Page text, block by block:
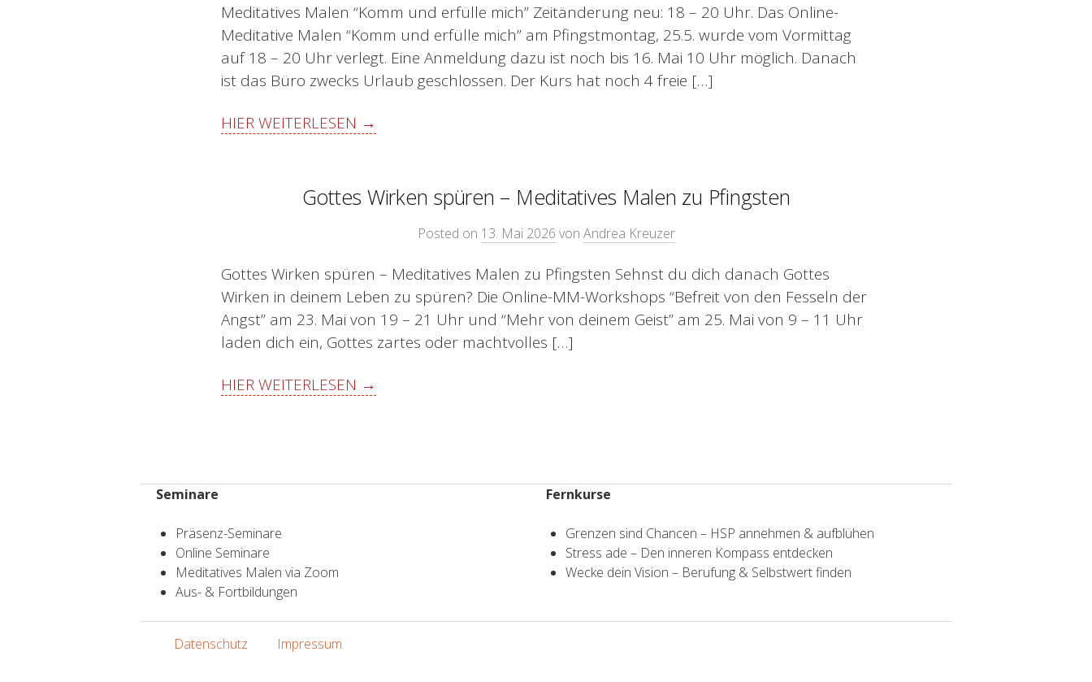
Meditatives Malen “Komm und erfülle mich” Zeitänderung neu: 18 – 20 Uhr. Das Online-
Meditative Malen “Komm und erfülle mich” am Pfingstmontag, 25.5. wurde vom Vormittag
auf 18 – 20 Uhr verlegt. Eine Anmeldung dazu ist noch bis 16. Mai 10 Uhr möglich. Danach
ist das Büro zwecks Urlaub geschlossen. Der Kurs hat noch 4 freie […]
HIER WEITERLESEN →
Gottes Wirken spüren – Meditatives Malen zu Pfingsten
Posted on 13. Mai 2026 von Andrea Kreuzer
Gottes Wirken spüren – Meditatives Malen zu Pfingsten Sehnst du dich danach Gottes
Wirken in deinem Leben zu spüren? Die Online-MM-Workshops “Befreit von den Fesseln der
Angst” am 23. Mai von 19 – 21 Uhr und “Mehr von deinem Geist” am 25. Mai von 9 – 11 Uhr
laden dich ein, Gottes zartes oder machtvolles […]
HIER WEITERLESEN →
Fernkurse
Grenzen sind Chancen – HSP annehmen & aufblühen
Stress ade – Den inneren Kompass entdecken
Wecke dein Vision – Berufung & Selbstwert finden
Seminare
Präsenz-Seminare
Online Seminare
Meditatives Malen via Zoom
Aus- & Fortbildungen
Datenschutz Impressum